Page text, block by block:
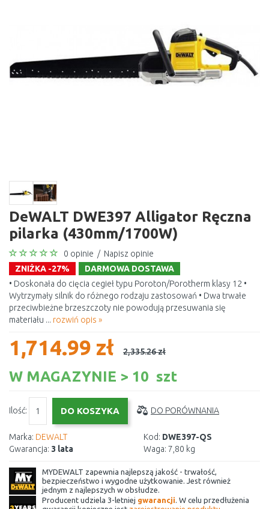
DeWALT DWE397 Alligator Ręczna
pilarka (430mm/1700W)
0 opinie / Napisz opinie
ZNIŻKA -27%
DARMOWA DOSTAWA
• Doskonała do cięcia cegieł typu Poroton/Porotherm klasy 12 •
Wytrzymały silnik do różnego rodzaju zastosowań • Dwa trwałe
przeciwbieżne brzeszczoty nie powodują przesuwania się
materiału ... rozwiń opis »
1,714.99 zł 2,335.26 zł
W MAGAZYNIE > 10 szt
Ilość: DO PORÓWNANIA
Marka: DEWALT
Gwarancja: 3 lata
Kod: DWE397-QS
Waga: 7,80 kg
MYDEWALT zapewnia najlepszą jakość - trwałość,
bezpieczeństwo i wygodne użytkowanie. Jest również
jednym z najlepszych w obsłudze.
Producent udziela 3-letniej gwarancji. W celu przedłużenia